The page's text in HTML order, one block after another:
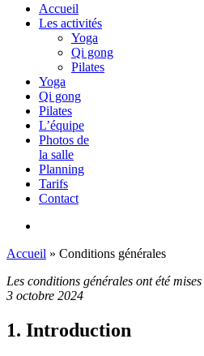
Menu
Accueil
Les activités
Yoga
Qi gong
Pilates
Yoga
Qi gong
Pilates
L’équipe
Photos de
la salle
Planning
Tarifs
Contact
Accueil » Conditions générales
Les conditions générales ont été
3 octobre 2024
1. Introduction